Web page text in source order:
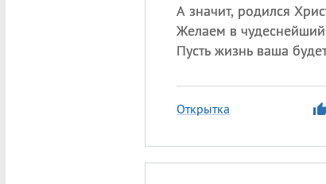
А значит, родился
Желаем в
Пусть жизнь ваша
Открытка